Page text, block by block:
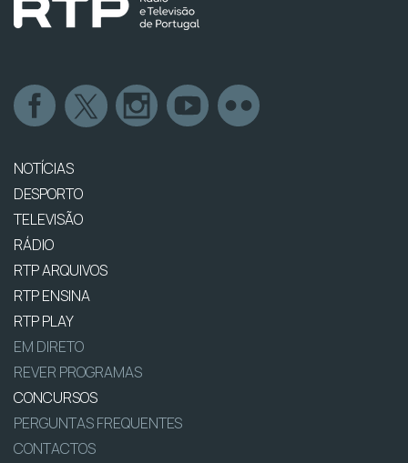
NOTÍCIAS
DESPORTO
TELEVISÃO
RÁDIO
RTP ARQUIVOS
RTP ENSINA
RTP PLAY
EM DIRETO
REVER PROGRAMAS
CONCURSOS
PERGUNTAS FREQUENTES
CONTACTOS